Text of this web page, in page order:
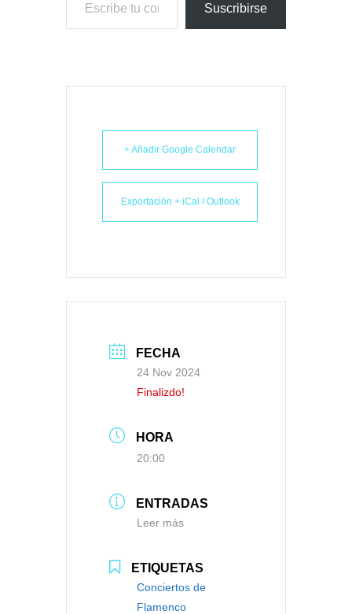
Suscribirse
+ Añadir Google Calendar
Exportación + iCal / Outlook
FECHA
24 Nov 2024
Finalizdo!
HORA
20:00
ENTRADAS
Leer más
ETIQUETAS
Conciertos de
Flamenco